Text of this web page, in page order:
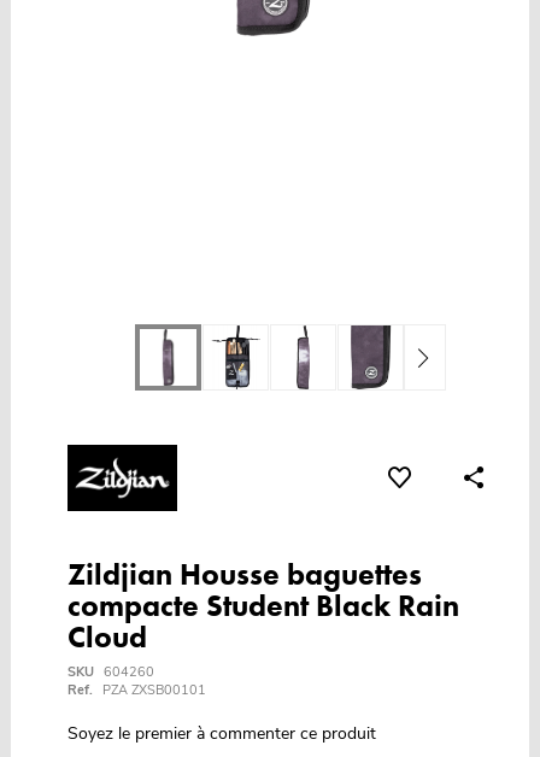
Zildjian Housse baguettes
compacte Student Black Rain
Cloud
SKU 604260
Ref.
PZA ZXSB00101
Soyez le premier à commenter ce produit